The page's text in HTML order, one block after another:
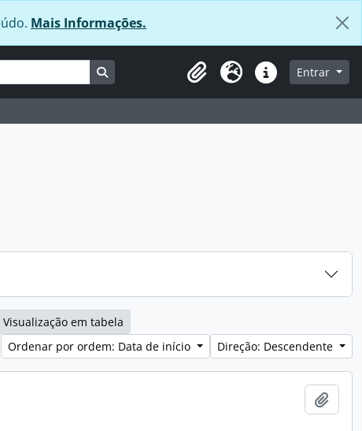
Mais Informações.
Busque na página de navegação
Área de transferência
Idioma Ligações rápidas
Entrar
Visualização em tabela
Ordenar por ordem: Data de início
Direção: Descendente